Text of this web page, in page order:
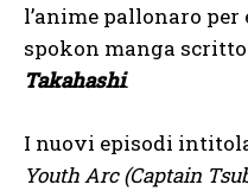
l’anime pallonaro per
spokon manga
Takahashi.
I nuovi episodi
Youth Arc (Captain